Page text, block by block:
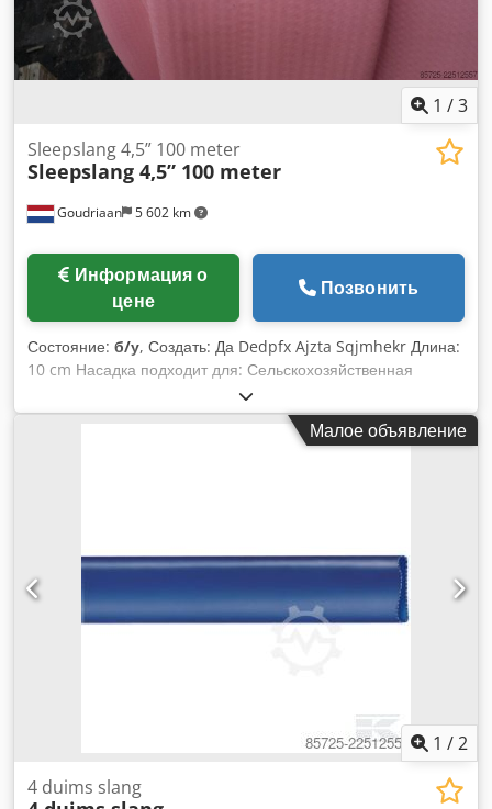
1 /3
Goudriaan 5 602 km
Sleepslang 4,5” 100 meter
Sleepslang 4,5” 100 meter
цене
Позвонить
Состояние: б/у, Создать: Да Dedpfx Ajzta Sqjmhekr Длина:
10 cm Насадка подходит для: Сельскохозяйственная
Малое объявление
1 /2
4 duims slang